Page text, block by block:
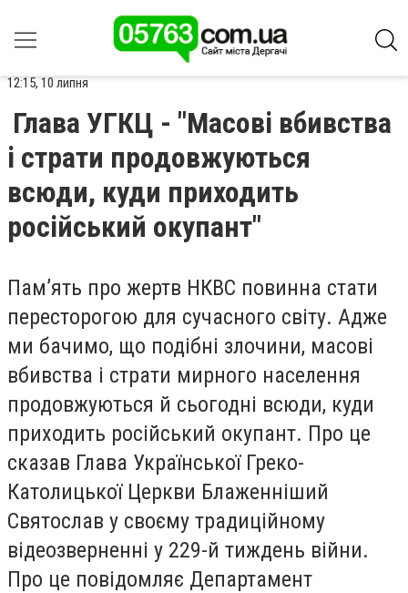
12:15, 10 липня
Глава УГКЦ - "Масові вбивства
і страти продовжуються
всюди, куди приходить
російський окупант"
Пам’ять про жертв НКВС повинна стати
пересторогою для сучасного світу. Адже
ми бачимо, що подібні злочини, масові
вбивства і страти мирного населення
продовжуються й сьогодні всюди, куди
приходить російський окупант. Про це
сказав Глава Української Греко-
Католицької Церкви Блаженніший
Святослав у своєму традиційному
відеозверненні у 229-й тиждень війни.
Про це повідомляє Департамент